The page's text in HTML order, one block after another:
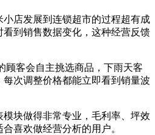
小店发展到连锁超市的过程超有成
到销售数据变化，这种经营反馈
顾客会自主挑选商品，下雨天客
次调整价格都能立即看到销量波
模块做得非常专业，毛利率、坪效
喜欢做经营分析的用户。